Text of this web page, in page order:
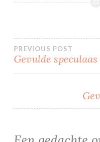
Bericht
PREVIOUS POST
Gevulde speculaas